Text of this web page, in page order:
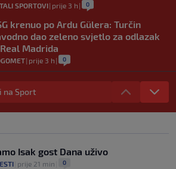
SPORTOVI| prije 3 h | 0
krenuo po Ardu Gülera: Turčin
dao zeleno svjetlo za odlazak
Madrida
| prije 3 h | 0
dugogodišnja misterija o Joseu
Jedne noći me je nazvao i
0
oko 70 miliona eura za Brazilca
prije 3 h 0
na Sport
Isak gost Dana uživo
prije 21 min 0